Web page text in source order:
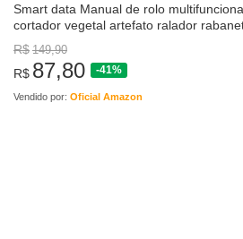
Smart data Manual de rolo
cortador vegetal artefato ralador
ferramentas cozinha do agregado…
R$ 149,90
R$ 87,80 -41%
Vendido por: Oficial Amazon